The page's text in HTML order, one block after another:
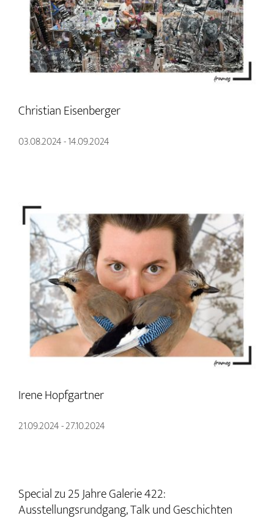
Christian Eisenberger
03.08.2024 - 14.09.2024
Irene Hopfgartner
21.09.2024 - 27.10.2024
Special zu 25 Jahre Galerie 422:
Ausstellungsrundgang, Talk und Geschichten